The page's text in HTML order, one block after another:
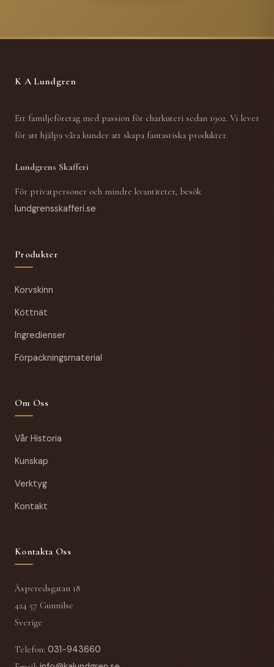
K A Lundgren
Ett familjeföretag med passion för charkuteri sedan 1902. Vi lever
för att hjälpa våra kunder att skapa fantastiska produkter.
Lundgrens Skafferi
För privatpersoner och mindre kvantiteter, besök
lundgrensskafferi.se
Produkter
Korvskinn
Köttnät
Ingredienser
Förpackningsmaterial
Om Oss
Vår Historia
Kunskap
Verktyg
Kontakt
Kontakta Oss
Äsperedsgatan 18
424 57 Gunnilse
Sverige
Telefon: 031-943660